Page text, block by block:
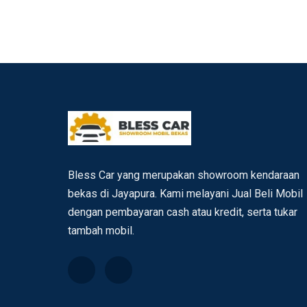
Bless Car yang merupakan showroom kendaraan
bekas di Jayapura. Kami melayani Jual Beli Mobil
dengan pembayaran cash atau kredit, serta tukar
tambah mobil.